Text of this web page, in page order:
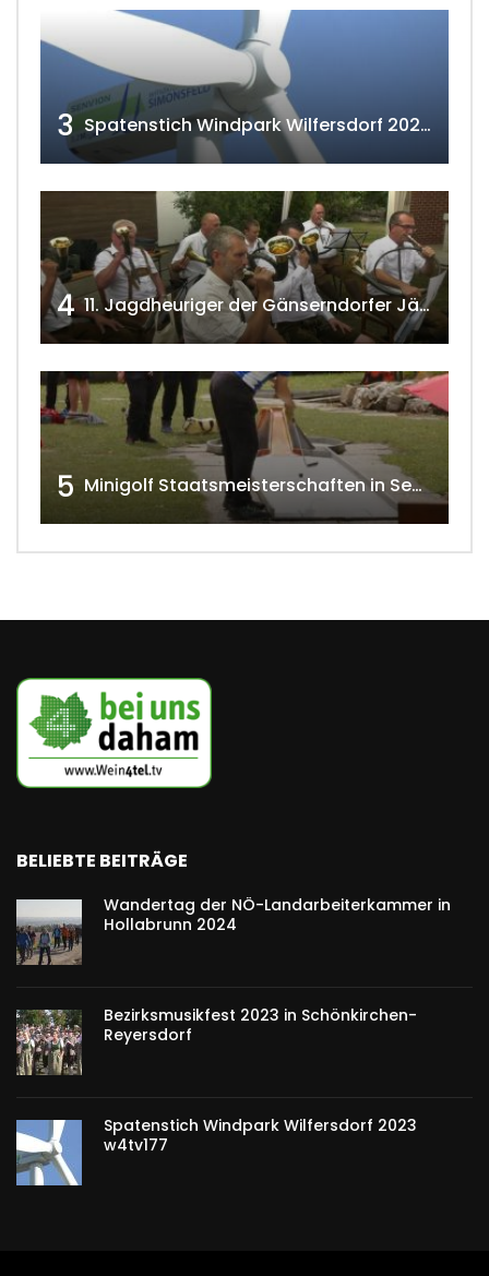
3 Spatenstich Windpark Wilfersdorf 2023 w4tv177
4 11. Jagdheuriger der Gänserndorfer Jäger 2020 w4tv166
5 Minigolf Staatsmeisterschaften in Seefeld-Kadolz w4tv174
BELIEBTE BEITRÄGE
Wandertag der NÖ-Landarbeiterkammer in
Hollabrunn 2024
Bezirksmusikfest 2023 in Schönkirchen-
Reyersdorf
Spatenstich Windpark Wilfersdorf 2023
w4tv177